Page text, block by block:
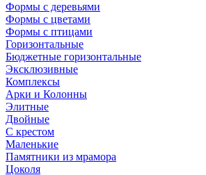
Формы с деревьями
Формы с цветами
Формы с птицами
Горизонтальные
Бюджетные горизонтальные
Эксклюзивные
Комплексы
Арки и Колонны
Элитные
Двойные
С крестом
Маленькие
Памятники из мрамора
Цоколя